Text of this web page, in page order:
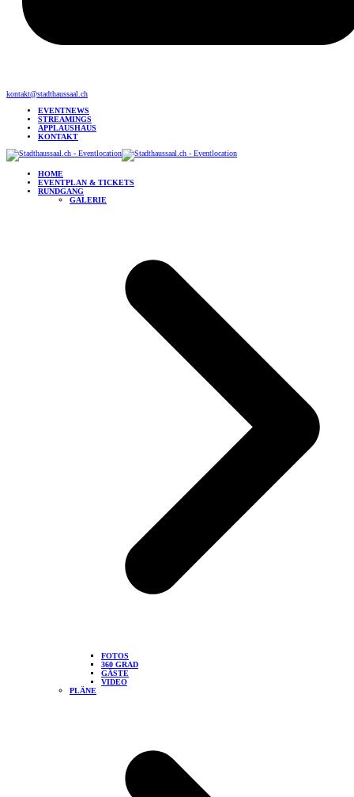
kontakt@stadthaussaal.ch
EVENTNEWS
STREAMINGS
APPLAUSHAUS
KONTAKT
HOME
EVENTPLAN & TICKETS
RUNDGANG
GALERIE
FOTOS
360 GRAD
GÄSTE
VIDEO
PLÄNE